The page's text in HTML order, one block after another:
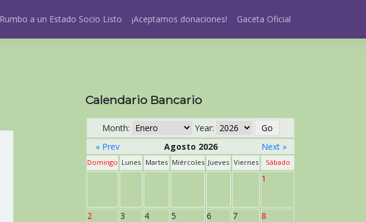
Rumbo a un Estado Socio Listo ¡Aceptamos donaciones! Gaceta Oficial
Calendario Bancario
Month:
Year:
« Prev
Agosto 2026 Next »
Domingo Lunes Martes Miércoles Jueves Viernes Sábado
1
2 3 4 5 6 7 8